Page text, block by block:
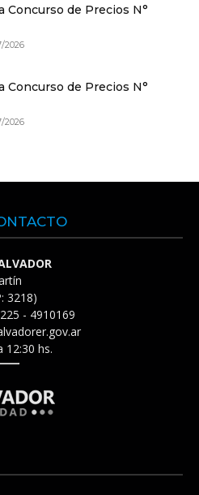
Concurso de Precios N°
2026
Concurso de Precios N°
2026
3218)
- 4910169
12:30 hs.